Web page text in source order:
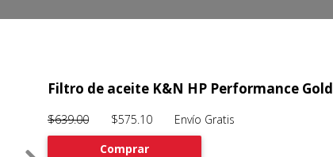
Filtro de aceite K&N HP Performance Gold
$639.00$575.10 Envío Gratis
Comprar